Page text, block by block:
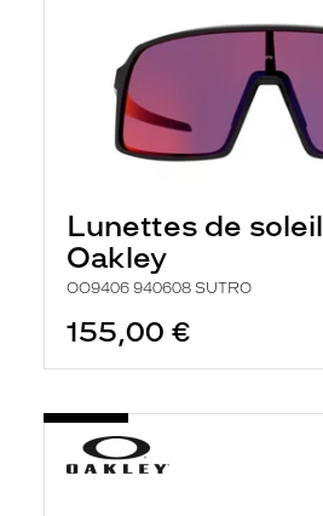
Lunettes de soleil
Oakley
OO9406 940608 SUTRO
155,00 €